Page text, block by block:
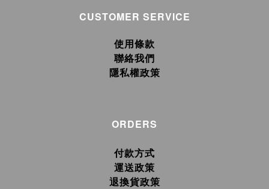
CUSTOMER SERVICE
使用條款
聯絡我們
隱私權政策
ORDERS
付款方式
運送政策
退換貨政策